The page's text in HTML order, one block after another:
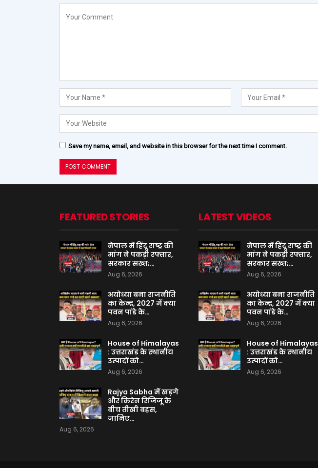
Save my name, email, and website in this browser for the next time I comment.
FEATURED STORIES
नेपाल में हिंदू राष्ट्र की
मांग ने पकड़ी रफ्तार,
सरकार सख्त;…
Aug 6, 2026
अयोध्या बना राजनीति
का केन्द्र, 2027 में क्या
पवन पांडे के…
Aug 6, 2026
House of Himalayas
: उत्तराखंड के स्थानीय
उत्पादों को…
Aug 6, 2026
Rajya Sabha में खड़गे
और किरेन रिजिजू के
बीच तीखी बहस,
जानिए…
Aug 6, 2026
LATEST VIDEOS
नेपाल में हिंदू राष्ट्र की
मांग ने पकड़ी रफ्तार,
सरकार सख्त;…
Aug 6, 2026
अयोध्या बना राजनीति
का केन्द्र, 2027 में क्या
पवन पांडे के…
Aug 6, 2026
House of Himalayas
: उत्तराखंड के स्थानीय
उत्पादों को…
Aug 6, 2026